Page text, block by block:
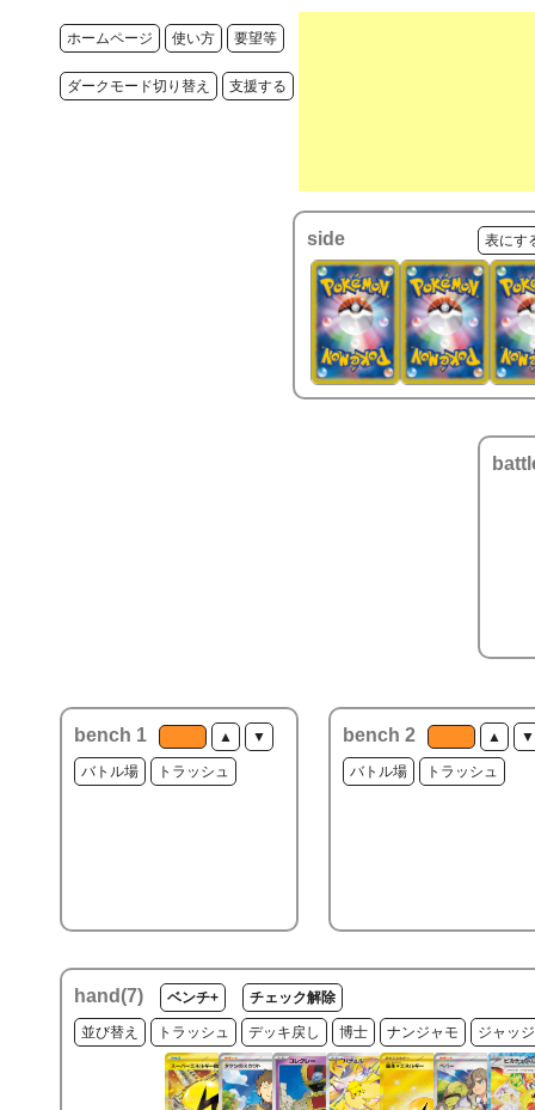
ホームページ 使い方 要望等
ダークモード切り替え 支援する
side 表にす
bench 1 ▲ ▼
バトル場 トラッシュ
bench 2 ▲ ▼
バトル場 トラッシュ
hand(7) ベンチ+ チェック解除
並び替え トラッシュ デッキ戻し 博士 ナンジャモ ジャッ